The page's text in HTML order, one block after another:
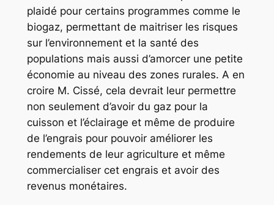
plaidé pour certains programmes comme le
biogaz, permettant de maitriser les risques
sur l’environnement et la santé des
populations mais aussi d’amorcer une petite
économie au niveau des zones rurales. A en
croire M. Cissé, cela devrait leur permettre
non seulement d’avoir du gaz pour la
cuisson et l’éclairage et même de produire
de l’engrais pour pouvoir améliorer les
rendements de leur agriculture et même
commercialiser cet engrais et avoir des
revenus monétaires.